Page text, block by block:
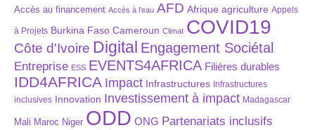
Accès au financement Accès à l’eau AFD Afrique agriculture Appels
à Projets Burkina Faso Cameroun Climat COVID19
Côte d'Ivoire Digital Engagement Sociétal
Entreprise ESS EVENTS4AFRICA Filières durables
IDD4AFRICA Impact Infrastructures Infrastructures
inclusives Innovation Investissement à impact Madagascar
Mali Maroc Niger ODD ONG Partenariats inclusifs